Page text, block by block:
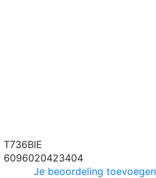
T736BIE
6096020423404
Je beoordeling toevoegen